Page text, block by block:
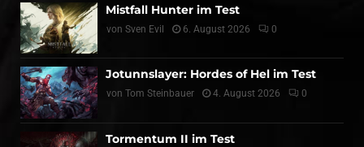
Mistfall Hunter im Test
von Sven Evil 6. August 2026 0
Jotunnslayer: Hordes of Hel im Test
von Tom Steinbauer 4. August 2026 0
Tormentum II im Test